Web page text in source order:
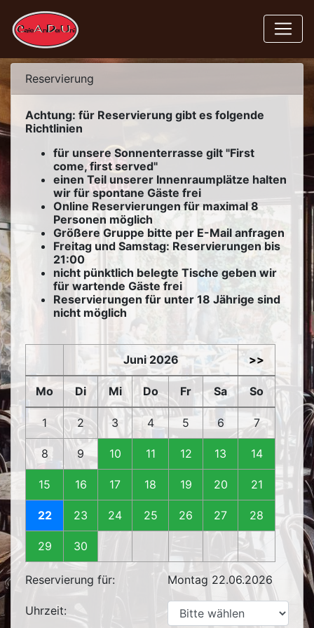
Reservierung
Achtung: für Reservierung gibt es folgende
Richtlinien
für unsere Sonnenterrasse gilt "First
come, first served"
einen Teil unserer Innenraumplätze halten
wir für spontane Gäste frei
Online Reservierungen für maximal 8
Personen möglich
Größere Gruppe bitte per E-Mail anfragen
Freitag und Samstag: Reservierungen bis
21:00
nicht pünktlich belegte Tische geben wir
für wartende Gäste frei
Reservierungen für unter 18 Jährige sind
nicht möglich
Juni 2026 >>
Mo Di Mi Do Fr Sa So
1 2 3 4 5 6 7
8 9 10 11 12 13 14
15 16 17 18 19 20 21
22 23 24 25 26 27 28
29 30
Reservierung für: Montag 22.06.2026
Uhrzeit: